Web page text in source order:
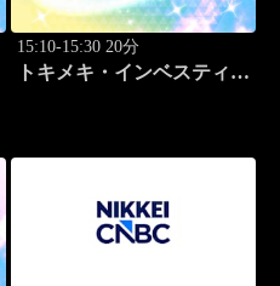
15:10-15:30 20分
トキメキ・インベスティン